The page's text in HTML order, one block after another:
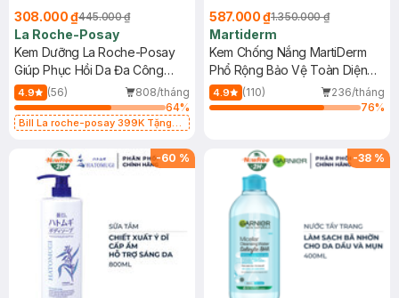
308.000 ₫445.000 ₫
La Roche-Posay
Kem Dưỡng La Roche-Posay
Giúp Phục Hồi Da Đa Công
Dụng 40ml
4.9 (56)
808/tháng
64%
Bill La roche-posay 399K Tặng
(SL có hạn)
587.000 ₫1.350.000 ₫
Martiderm
Kem Chống Nắng MartiDerm
Phổ Rộng Bảo Vệ Toàn Diện
40ml
4.9 (110)
236/tháng
76%
-60 % -38 %